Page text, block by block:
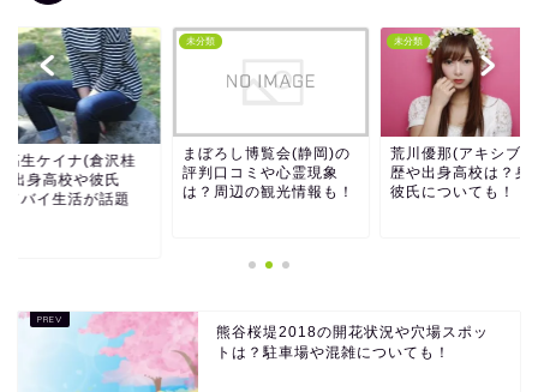
高生ケイナ(倉沢桂
出身高校や彼氏
ドバイ生活が話題
未分類
まぼろし博覧会(静岡)の
評判口コミや心霊現象
は？周辺の観光情報も！
未分類
荒川優那(アキシブ)
歴や出身高校は？身
彼氏についても！
熊谷桜堤2018の開花状況や穴場スポッ
トは？駐車場や混雑についても！